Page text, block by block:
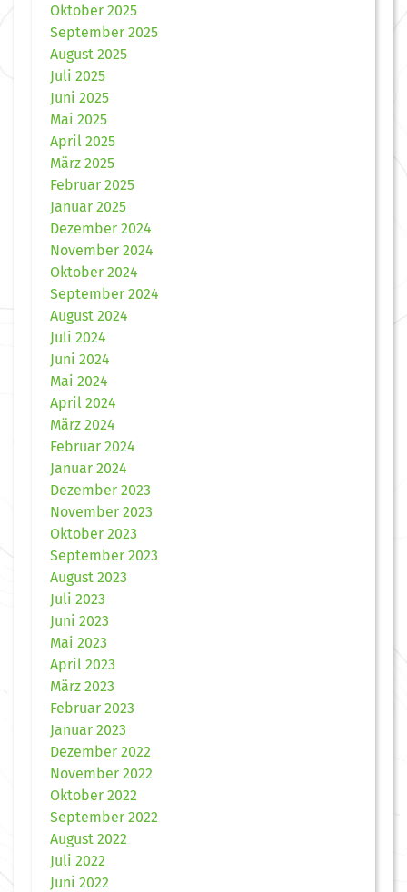
Oktober 2025
September 2025
August 2025
Juli 2025
Juni 2025
Mai 2025
April 2025
März 2025
Februar 2025
Januar 2025
Dezember 2024
November 2024
Oktober 2024
September 2024
August 2024
Juli 2024
Juni 2024
Mai 2024
April 2024
März 2024
Februar 2024
Januar 2024
Dezember 2023
November 2023
Oktober 2023
September 2023
August 2023
Juli 2023
Juni 2023
Mai 2023
April 2023
März 2023
Februar 2023
Januar 2023
Dezember 2022
November 2022
Oktober 2022
September 2022
August 2022
Juli 2022
Juni 2022